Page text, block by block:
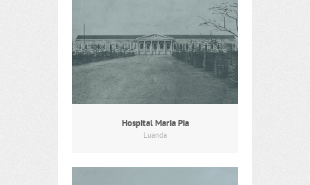
Hospital Maria Pia
Luanda